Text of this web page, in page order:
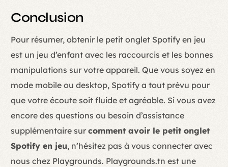
Conclusion
Pour résumer, obtenir le petit onglet Spotify en jeu
est un jeu d’enfant avec les raccourcis et les bonnes
manipulations sur votre appareil. Que vous soyez en
mode mobile ou desktop, Spotify a tout prévu pour
que votre écoute soit fluide et agréable. Si vous avez
encore des questions ou besoin d’assistance
supplémentaire surcomment avoir le petit onglet
Spotify en jeu, n’hésitez pas à vous connecter avec
nous chez Playgrounds. Playgrounds.tn est une